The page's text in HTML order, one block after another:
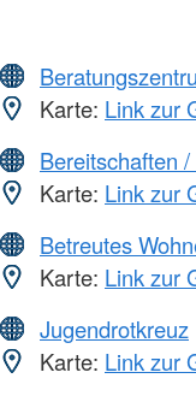
Karte: Link zur
Bereitschaften
Karte: Link zur
Betreutes
Karte: Link zur
Jugendrotkreuz
Karte: Link zur